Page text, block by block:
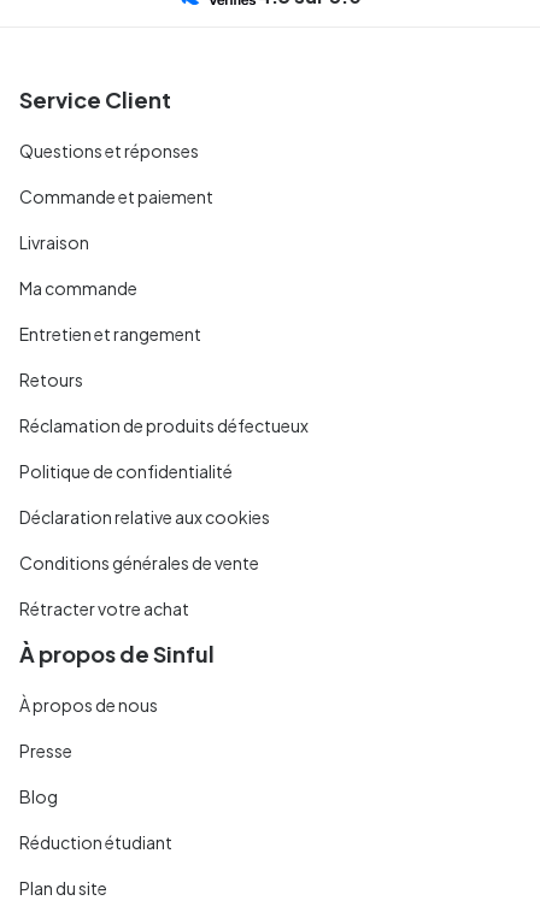
Service Client
Questions et réponses
Commande et paiement
Livraison
Ma commande
Entretien et rangement
Retours
Réclamation de produits défectueux
Politique de confidentialité
Déclaration relative aux cookies
Conditions générales de vente
Rétracter votre achat
À propos de Sinful
À propos de nous
Presse
Blog
Réduction étudiant
Plan du site